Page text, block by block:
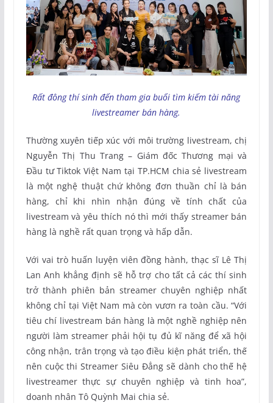
Rất đông thí sinh đến tham gia buổi tìm kiếm tài năng
livestreamer bán hàng.
Thường xuyên tiếp xúc với môi trường livestream, chị
Nguyễn Thị Thu Trang – Giám đốc Thương mại và
Đầu tư Tiktok Việt Nam tại TP.HCM chia sẻ livestream
là một nghệ thuật chứ không đơn thuần chỉ là bán
hàng, chỉ khi nhìn nhận đúng về tính chất của
livestream và yêu thích nó thì mới thấy streamer bán
hàng là nghề rất quan trọng và hấp dẫn.
Với vai trò huấn luyện viên đồng hành, thạc sĩ Lê Thị
Lan Anh khẳng định sẽ hỗ trợ cho tất cả các thí sinh
trở thành phiên bản streamer chuyên nghiệp nhất
không chỉ tại Việt Nam mà còn vươn ra toàn cầu. “Với
tiêu chí livestream bán hàng là một nghề nghiệp nên
người làm streamer phải hội tụ đủ kĩ năng để xã hội
công nhận, trân trọng và tạo điều kiện phát triển, thế
nên cuộc thi Streamer Siêu Đẳng sẽ dành cho thế hệ
livestreamer thực sự chuyên nghiệp và tinh hoa”,
doanh nhân Tô Quỳnh Mai chia sẻ.